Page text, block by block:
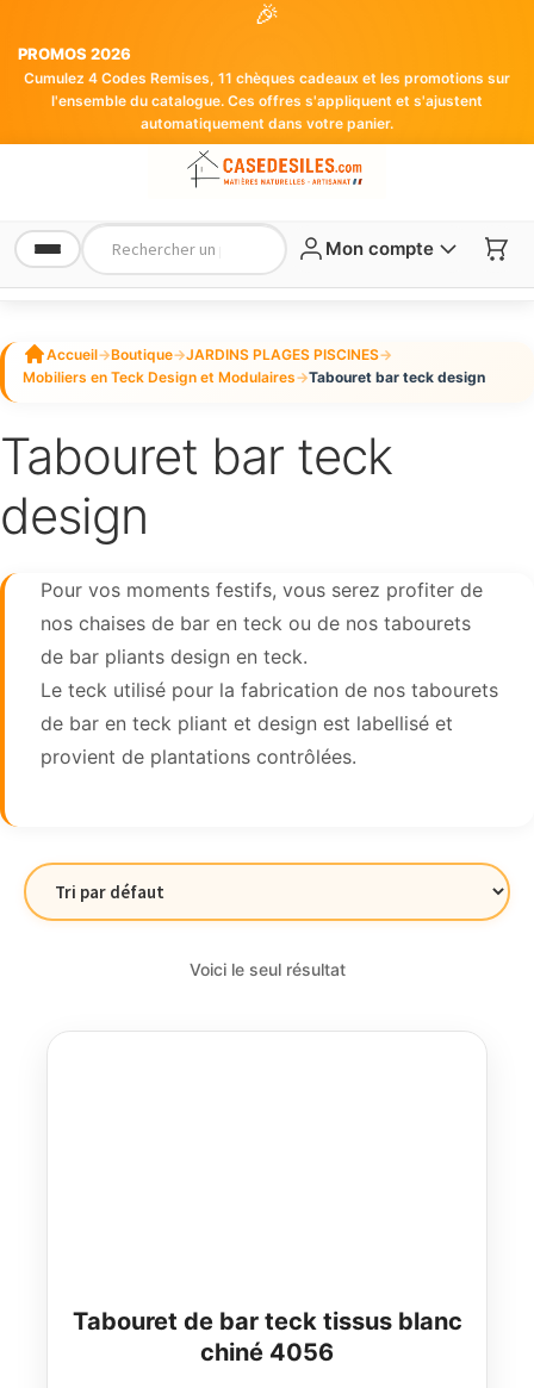
🎉
PROMOS 2026
Cumulez 4 Codes Remises, 11 chèques cadeaux et les promotions sur
l'ensemble du catalogue. Ces offres s'appliquent et s'ajustent
automatiquement dans votre panier.
Mon compte
Accueil→Boutique→JARDINS PLAGES PISCINES→
Mobiliers en Teck Design et Modulaires→Tabouret bar teck design
Tabouret bar teck
design
Pour vos moments festifs, vous serez profiter de
nos chaises de bar en teck ou de nos tabourets
de bar pliants design en teck.
Le teck utilisé pour la fabrication de nos tabourets
de bar en teck pliant et design est labellisé et
provient de plantations contrôlées.
Voici le seul résultat
Tabouret de bar teck tissus blanc
chiné 4056